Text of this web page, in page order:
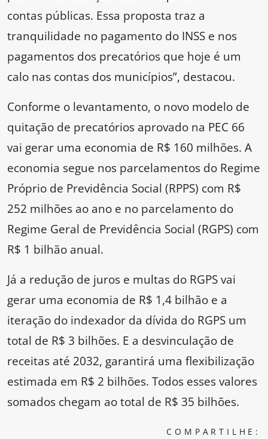
contas públicas. Essa proposta traz a
tranquilidade no pagamento do INSS e nos
pagamentos dos precatórios que hoje é um
calo nas contas dos municípios”, destacou.
Conforme o levantamento, o novo modelo de
quitação de precatórios aprovado na PEC 66
vai gerar uma economia de R$ 160 milhões. A
economia segue nos parcelamentos do Regime
Próprio de Previdência Social (RPPS) com R$
252 milhões ao ano e no parcelamento do
Regime Geral de Previdência Social (RGPS) com
R$ 1 bilhão anual.
Já a redução de juros e multas do RGPS vai
gerar uma economia de R$ 1,4 bilhão e a
iteração do indexador da dívida do RGPS um
total de R$ 3 bilhões. E a desvinculação de
receitas até 2032, garantirá uma flexibilização
estimada em R$ 2 bilhões. Todos esses valores
somados chegam ao total de R$ 35 bilhões.
COMPARTILHE: